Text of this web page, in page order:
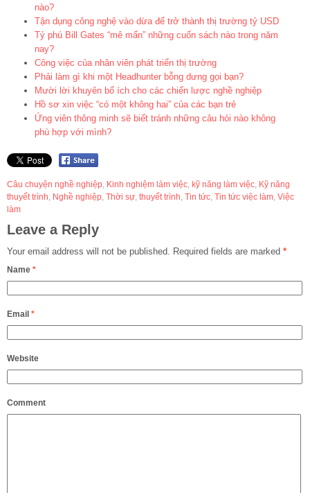
nào?
Tận dụng công nghệ vào dừa để trở thành thị trường tỷ USD
Tỷ phú Bill Gates “mê mẩn” những cuốn sách nào trong năm
nay?
Công việc của nhân viên phát triển thị trường
Phải làm gì khi một Headhunter bỗng dưng gọi bạn?
Mười lời khuyên bổ ích cho các chiến lược nghề nghiệp
Hồ sơ xin việc “có một không hai” của các bạn trẻ
Ứng viên thông minh sẽ biết tránh những câu hỏi nào không
phù hợp với mình?
Câu chuyện nghề nghiệp, Kinh nghiệm làm việc, kỹ năng làm việc, Kỹ năng
thuyết trình, Nghề nghiệp, Thời sự, thuyết trình, Tin tức, Tin tức việc làm, Việc
làm
Leave a Reply
Your email address will not be published. Required fields are marked *
Name *
Email *
Website
Comment